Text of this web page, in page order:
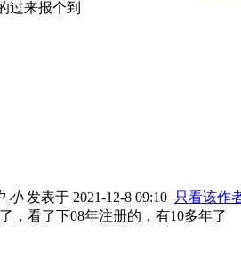
过来报个到
小发表于 2021-12-8 09:10 只看该作
，看了下08年注册的，有10多年了